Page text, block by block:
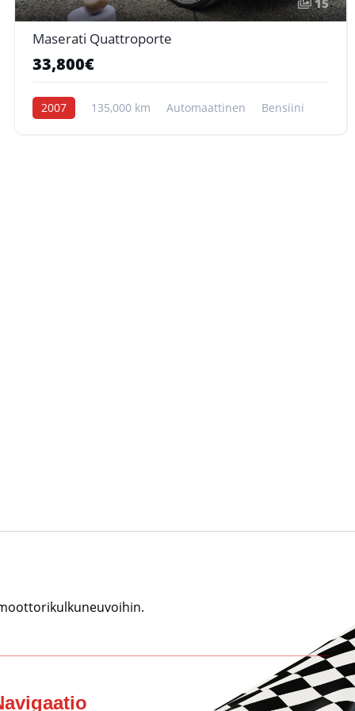
15
Maserati Quattroporte
33,800€
2007 135,000 km Automaattinen Bensiini